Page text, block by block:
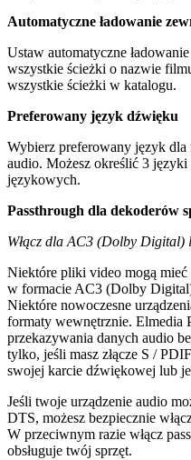
Automatyczne ładowanie
Ustaw automatyczne
wszystkie ścieżki o nazwie
wszystkie ścieżki w katalogu.
Preferowany język dźwięku
Wybierz preferowany język
audio. Możesz określić 3
językowych.
Passthrough dla dekoderów
Włącz dla AC3 (Dolby Digital)
Niektóre pliki video mogą
w formacie AC3 (Dolby
Niektóre nowoczesne
formaty wewnętrznie. Elmedia
przekazywania danych audio
tylko, jeśli masz złącze S /
swojej karcie dźwiękowej lub
Jeśli twoje urządzenie audio
DTS, możesz bezpiecznie
W przeciwnym razie włącz
obsługuje twój sprzęt.